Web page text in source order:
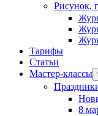
Рисунок,
Тарифы
Статьи
Мастер-классы
8